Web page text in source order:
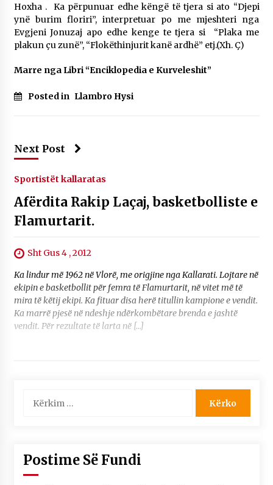
– ËNGJËLL HASIMAJ – “KUJTIMET E MIA PËR
KALLARATIN SI MËSUES I MATEMATIKËS, POR
EDHE SI NJË BANOR I PËRKOHSHËM I TIJ”
12/09/2025
Gazeta Kallarati nr. 114
Hoxha . Ka përpunuar edhe këngë të tjera si ato “Djepi
ynë burim floriri”, interpretuar po me mjeshteri nga
Evgjeni Jonuzaj apo edhe kenge te tjera si “Plaka me
plakun çu zunë”, “Flokëthinjurit kanë ardhë” etj.(Xh. Ç)
Marre nga Libri “Enciklopedia e Kurveleshit”
Posted in Llambro Hysi
Next Post
Sportistët kallaratas
Afërdita Rakip Laçaj, basketbolliste e
Flamurtarit.
Sht Gus 4 , 2012
Ka lindur më 1962 në Vlorë, me origjine nga Kallarati. Lojtare në
ekipin e basketbollit për femra të Flamurtarit, në vitet më të
mira të këtij ekipi. Ka fituar disa herë titullin kampione e vendit.
Ka marrë pjesë në ndeshje ndërkombëtare brenda e jashtë
vendit. Për rezultate të larta në […]
për:
Postime Së Fundi